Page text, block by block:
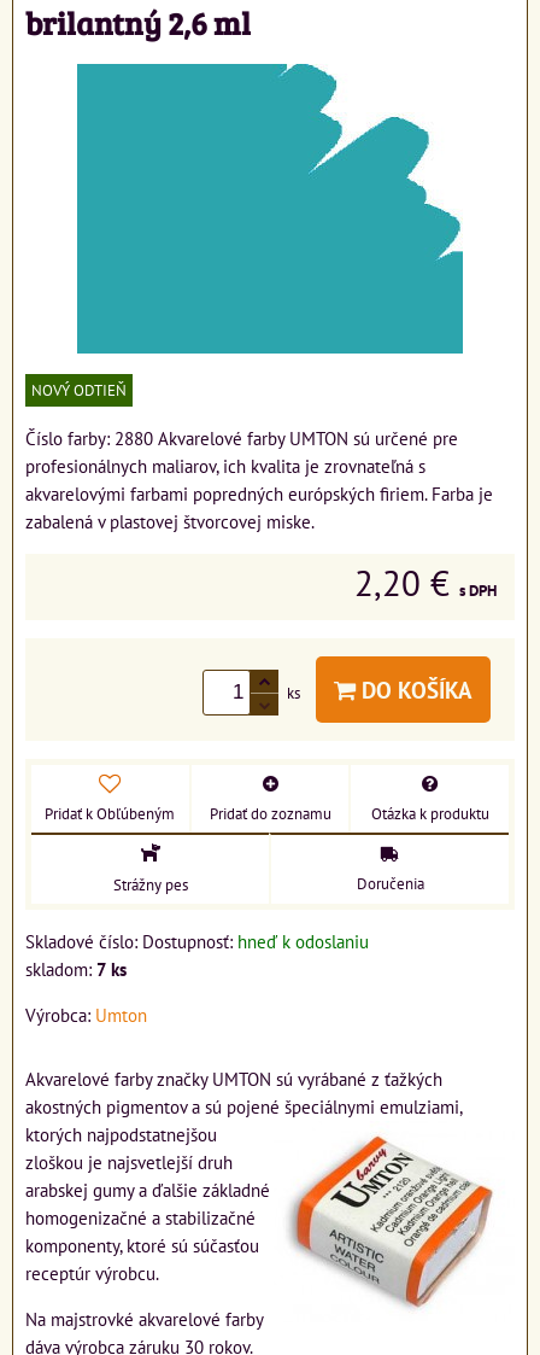
brilantný 2,6 ml
NOVÝ ODTIEŇ
Číslo farby: 2880 Akvarelové farby UMTON sú určené pre
profesionálnych maliarov, ich kvalita je zrovnateľná s
akvarelovými farbami popredných európských firiem. Farba je
zabalená v plastovej štvorcovej miske.
2,20 € s DPH
ks DO KOŠÍKA
Pridať k Obľúbeným Pridať do zoznamu Otázka k produktu
Strážny pes Doručenia
Skladové číslo: Dostupnosť: hneď k odoslaniu
skladom: 7 ks
Výrobca: Umton
Akvarelové farby značky UMTON sú vyrábané z ťažkých
akostných pigmentov a sú pojené špeciálnymi emulziami,
ktorých najpodstatnejšou
zloškou je najsvetlejší druh
arabskej gumy a ďalšie základné
homogenizačné a stabilizačné
komponenty, ktoré sú súčasťou
receptúr výrobcu.
Na majstrovké akvarelové farby
dáva výrobca záruku 30 rokov.